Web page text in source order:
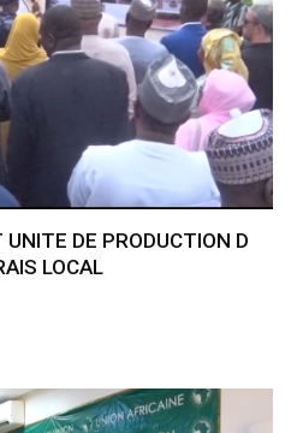
DE PRODUCTION D
LOCAL